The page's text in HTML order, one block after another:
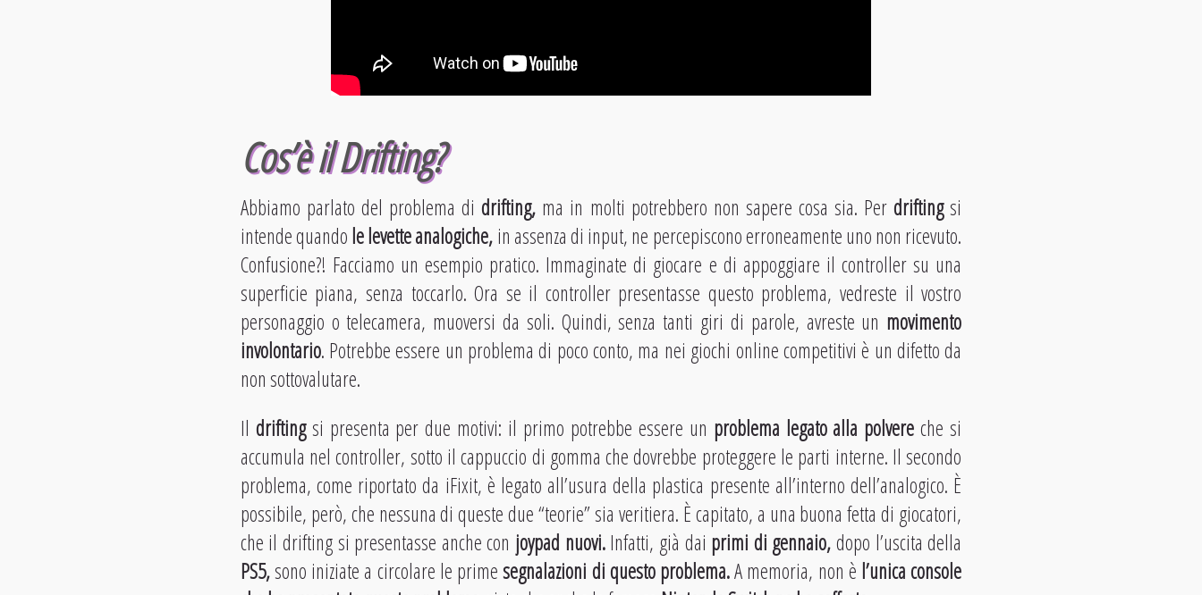
Cos’è il Drifting?
Abbiamo parlato del problema didrifting, ma in molti potrebbero non sapere cosa sia. Perdriftingsi
intende quandole levette analogiche,in assenza di input, ne percepiscono erroneamente uno non ricevuto.
Confusione?! Facciamo un esempio pratico. Immaginate di giocare e di appoggiare il controller su una
superficie piana, senza toccarlo. Ora se il controller presentasse questo problema, vedreste il vostro
personaggio o telecamera, muoversi da soli. Quindi, senza tanti giri di parole, avreste un movimento
involontario. Potrebbe essere un problema di poco conto, ma nei giochi online competitivi è un difetto da
non sottovalutare.
Il driftingsi presenta per due motivi: il primo potrebbe essere un problema legato alla polvere che si
accumula nel controller, sotto il cappuccio di gomma che dovrebbe proteggere le parti interne. Il secondo
problema, come riportato da iFixit, è legato all’usura della plastica presente all’interno dell’analogico. È
possibile, però, che nessuna di queste due “teorie” sia veritiera. È capitato, a una buona fetta di giocatori,
che il drifting si presentasse anche con joypad nuovi.Infatti, già dai primi di gennaio,dopo l’uscita della
PS5,sono iniziate a circolare le primesegnalazioni di questo problema.A memoria, non è l’unica console